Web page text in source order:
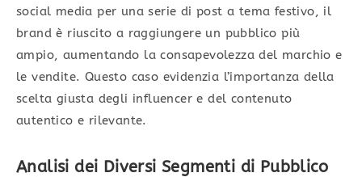
social media per una serie di post a tema festivo, il
brand è riuscito a raggiungere un pubblico più
ampio, aumentando la consapevolezza del marchio e
le vendite. Questo caso evidenzia l’importanza della
scelta giusta degli influencer e del contenuto
autentico e rilevante.
Analisi dei Diversi Segmenti di Pubblico